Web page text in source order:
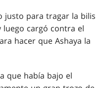
justo para tragar la bilis
cargó contra el
hacer que Ashaya la
que había bajo el